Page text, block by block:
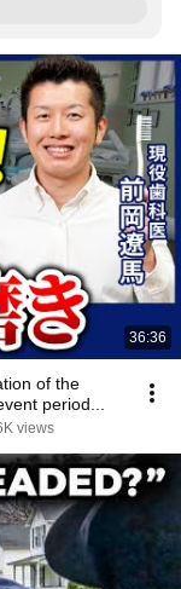
36:36
of the
period...
views